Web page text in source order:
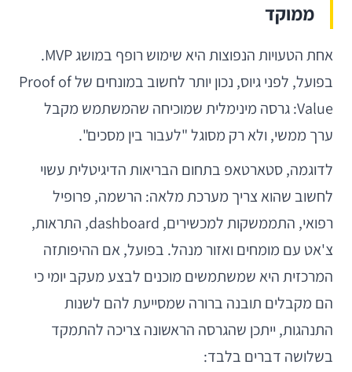
ממוקד
אחת הטעויות הנפוצות היא שימוש רופף במושג MVP.
בפועל, לפני גיוס, נכון יותר לחשוב במונחים של Proof of
Value: גרסה מינימלית שמוכיחה שהמשתמש מקבל
ערך ממשי, ולא רק מסוגל "לעבור בין מסכים".
לדוגמה, סטארטאפ בתחום הבריאות הדיגיטלית עשוי
לחשוב שהוא צריך מערכת מלאה: הרשמה, פרופיל
רפואי, התממשקות למכשירים, dashboard, התראות,
צ'אט עם מומחים ואזור מנהל. בפועל, אם ההיפותזה
המרכזית היא שמשתמשים מוכנים לבצע מעקב יומי כי
הם מקבלים תובנה ברורה שמסייעת להם לשנות
התנהגות, ייתכן שהגרסה הראשונה צריכה להתמקד
בשלושה דברים בלבד: